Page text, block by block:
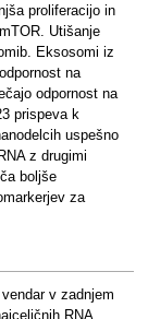
proliferacijo in
Utišanje
Eksosomi iz
na
odpornost na
prispeva k
uspešno
z drugimi
boljše
za
v zadnjem
RNA